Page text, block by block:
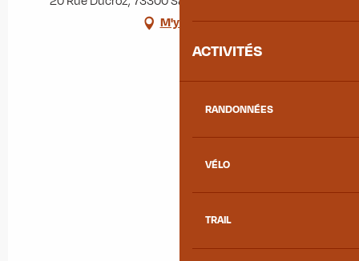
ACTIVITÉS
RANDONNÉES
VÉLO
TRAIL
M'y rendre